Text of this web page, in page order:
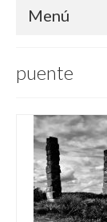
Menú
puente